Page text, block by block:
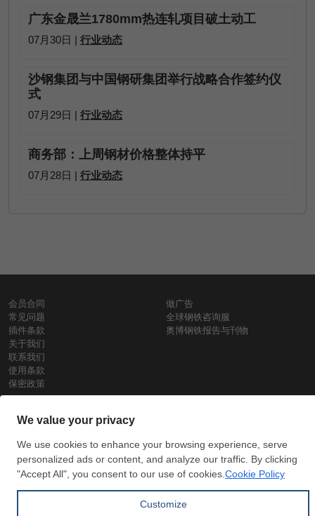
广东金晟兰1780mm热连轧项目破土动工
07月30日 | 行业动态
沙钢集团与中国钢研集团举行战略合作签约仪
式
07月29日 | 行业动态
商务部：上周钢材价格整体持平
07月28日 | 行业动态
会员合同
常见问题
插件条款
关于我们
联系我们
使用条款
保密政策
做广告
全球钢铁咨询服
奥博钢铁报告与刊物
钢材价格
每日废钢价格
盘条价格
订
阅
信用卡支
付
支付宝支
付